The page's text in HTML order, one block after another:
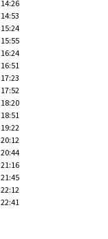
14:26
14:53
15:24
15:55
16:24
16:51
17:23
17:52
18:20
18:51
19:22
20:12
20:44
21:16
21:45
22:12
22:41